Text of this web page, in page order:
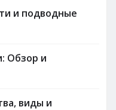
и подводные
Обзор и
виды и